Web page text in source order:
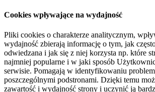
Cookies wpływające na wydajność
Pliki cookies o charakterze analitycznym,
wydajność zbierają informację o tym, jak
odwiedzana i jak się z niej korzysta np. które
najmniej popularne i w jaki sposób
serwisie. Pomagają w identyfikowaniu
poszczególnymi podstronami. Dzięki temu
zawartość i wydajność strony i uczynić ją